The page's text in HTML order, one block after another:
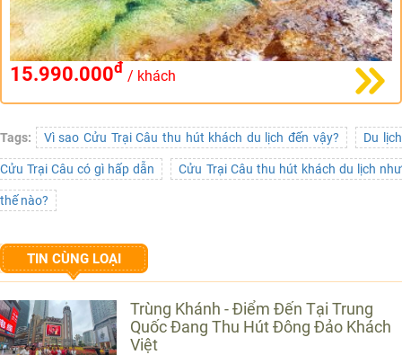
15.990.000đ / khách
Tags: Vì sao Cửu Trại Câu thu hút khách du lịch đến vậy? Du lịch
Cửu Trại Câu có gì hấp dẫn Cửu Trại Câu thu hút khách du lịch như
thế nào?
TIN CÙNG LOẠI
Trùng Khánh - Điểm Đến Tại Trung
Quốc Đang Thu Hút Đông Đảo Khách
Việt